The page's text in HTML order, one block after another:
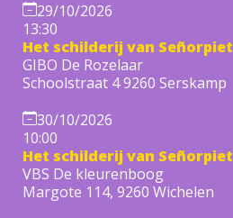
29/10/2026
13:30
Het schilderij van Señorpiet
GIBO De Rozelaar
Schoolstraat 4 9260 Serskamp
30/10/2026
10:00
Het schilderij van Señorpiet
VBS De kleurenboog
Margote 114, 9260 Wichelen